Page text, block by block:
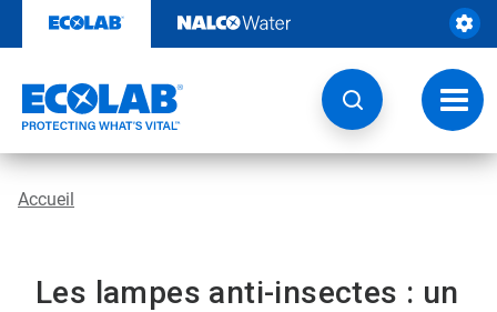
contenu
la
Accueil
Les lampes anti-insectes : un